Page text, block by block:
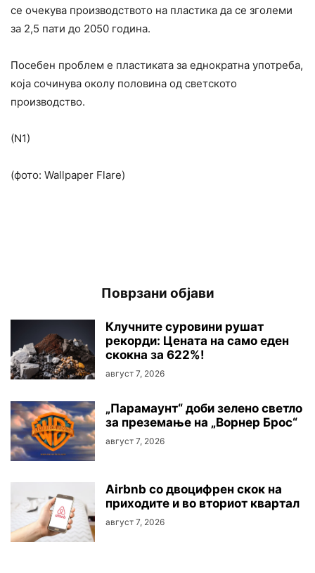
се очекува производството на пластика да се зголеми
за 2,5 пати до 2050 година.
Посебен проблем е пластиката за еднократна употреба,
која сочинува околу половина од светското
производство.
(N1)
(фото: Wallpaper Flare)
Поврзани објави
Клучните суровини рушaт
рекорди: Цената на само еден
скокна за 622%!
август 7, 2026
„Парамаунт“ доби зелено светло
за преземање на „Ворнер Брос“
август 7, 2026
Airbnb со двоцифрен скок на
приходите и во вториот квартал
август 7, 2026